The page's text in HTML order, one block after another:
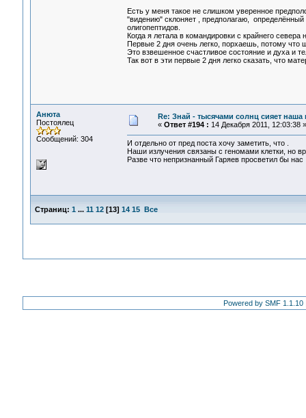
Есть у меня такое не слишком уверенное
"видению" склоняет , предполагаю,
олигопептидов.
Когда я летала в командировки с крайнего
Первые 2 дня очень легко, порхаешь, потому
Это взвешенное счастливое состояние и духа и
Так вот в эти первые 2 дня легко сказать, что
Анюта
Постоялец
Сообщений: 304
Re: Знай - тысячами солнц сияет наша
« Ответ #194 : 14 Декабря 2011, 12:03:38 »
И отдельно от пред поста хочу заметить, что .
Наши излучения связаны с геномами клетки, но
Разве что непризнанный Гаряев просветил бы нас
Страниц: 1 ... 11 12[13] 14 15 Все
Powered by SMF 1.1.10